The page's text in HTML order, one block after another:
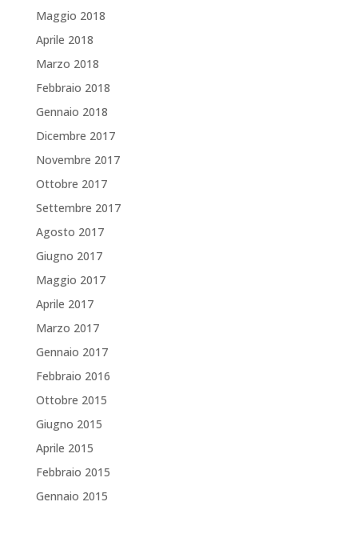
Maggio 2018
Aprile 2018
Marzo 2018
Febbraio 2018
Gennaio 2018
Dicembre 2017
Novembre 2017
Ottobre 2017
Settembre 2017
Agosto 2017
Giugno 2017
Maggio 2017
Aprile 2017
Marzo 2017
Gennaio 2017
Febbraio 2016
Ottobre 2015
Giugno 2015
Aprile 2015
Febbraio 2015
Gennaio 2015